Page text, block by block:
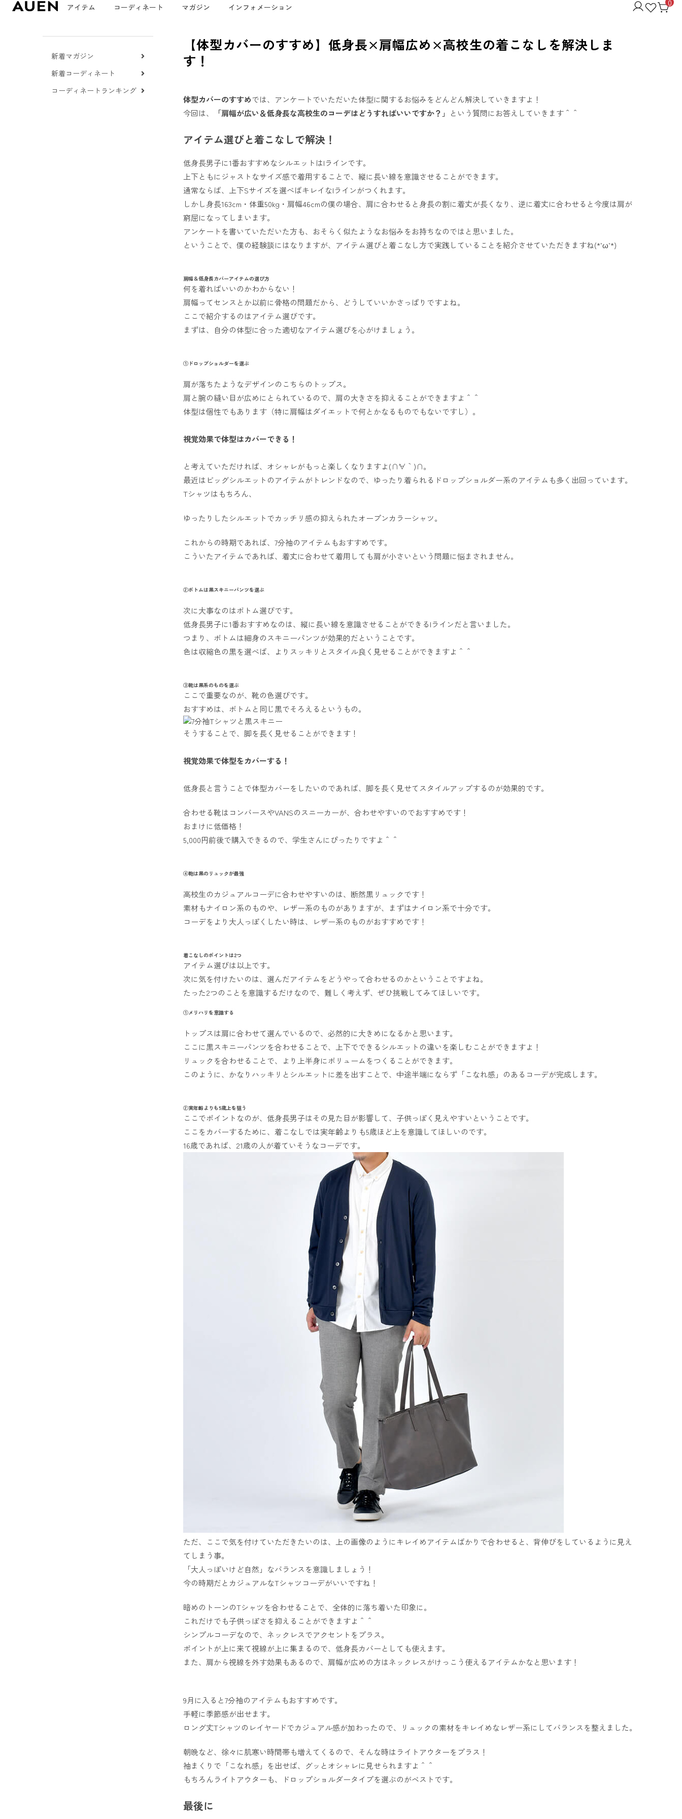
アイテム コーディネート マガジン インフォメーション 0
新着マガジン
新着コーディネート
コーディネートランキング
【体型カバーのすすめ】低身長×肩幅広め×高校生の着こなしを解決しま
す！
体型カバーのすすめでは、アンケートでいただいた体型に関するお悩みをどんどん解決していきますよ！
今回は、
「肩幅が広い＆低身長な高校生のコーデはどうすればいいですか？」 という質問にお答えしていきます＾＾
アイテム選びと着こなしで解決！
低身長男子に1番おすすめなシルエットはIラインです。
上下ともにジャストなサイズ感で着用することで、縦に長い線を意識させることができます。
通常ならば、上下Sサイズを選べばキレイなIラインがつくれます。
しかし身長163cm・体重50kg・肩幅46cmの僕の場合、肩に合わせると身長の割に着丈が長くなり、逆に着丈に合わせると今度は肩が
窮屈になってしまいます。
アンケートを書いていただいた方も、おそらく似たようなお悩みをお持ちなのではと思いました。
ということで、僕の経験談にはなりますが、アイテム選びと着こなし方で実践していることを紹介させていただきますね(*’ω’*)
肩幅＆低身長カバーアイテムの選び方
何を着ればいいのかわからない！
肩幅ってセンスとか以前に骨格の問題だから、どうしていいかさっぱりですよね。
ここで紹介するのはアイテム選びです。
まずは、自分の体型に合った適切なアイテム選びを心がけましょう。
①ドロップショルダーを選ぶ
肩が落ちたようなデザインのこちらのトップス。
肩と腕の縫い目が広めにとられているので、肩の大きさを抑えることができますよ＾＾
体型は個性でもあります（特に肩幅はダイエットで何とかなるものでもないですし）。
視覚効果で体型はカバーできる！
と考えていただければ、オシャレがもっと楽しくなりますよ(∩´∀｀)∩。
最近はビッグシルエットのアイテムがトレンドなので、ゆったり着られるドロップショルダー系のアイテムも多く出回っています。
Tシャツはもちろん、
ゆったりしたシルエットでカッチリ感の抑えられたオープンカラーシャツ。
これからの時期であれば、7分袖のアイテムもおすすめです。
こういたアイテムであれば、着丈に合わせて着用しても肩が小さいという問題に悩まされません。
②ボトムは黒スキニーパンツを選ぶ
次に大事なのはボトム選びです。
低身長男子に1番おすすめなのは、縦に長い線を意識させることができるIラインだと言いました。
つまり、ボトムは細身のスキニーパンツが効果的だということです。
色は収縮色の黒を選べば、よりスッキリとスタイル良く見せることができますよ＾＾
③靴は黒系のものを選ぶ
ここで重要なのが、靴の色選びです。
おすすめは、ボトムと同じ黒でそろえるというもの。
そうすることで、脚を長く見せることができます！
視覚効果で体型をカバーする！
低身長と言うことで体型カバーをしたいのであれば、脚を長く見せてスタイルアップするのが効果的です。
合わせる靴はコンバースやVANSのスニーカーが、合わせやすいのでおすすめです！
おまけに低価格！
5,000円前後で購入できるので、学生さんにぴったりですよ＾＾
④鞄は黒のリュックが最強
高校生のカジュアルコーデに合わせやすいのは、断然黒リュックです！
素材もナイロン系のものや、レザー系のものがありますが、まずはナイロン系で十分です。
コーデをより大人っぽくしたい時は、レザー系のものがおすすめです！
着こなしのポイントは2つ
アイテム選びは以上です。
次に気を付けたいのは、選んだアイテムをどうやって合わせるのかということですよね。
たった2つのことを意識するだけなので、難しく考えず、ぜひ挑戦してみてほしいです。
①メリハリを意識する
トップスは肩に合わせて選んでいるので、必然的に大きめになるかと思います。
ここに黒スキニーパンツを合わせることで、上下でできるシルエットの違いを楽しむことができますよ！
リュックを合わせることで、より上半身にボリュームをつくることができます。
このように、かなりハッキリとシルエットに差を出すことで、中途半端にならず「こなれ感」のあるコーデが完成します。
②実年齢よりも5歳上を狙う
ここでポイントなのが、低身長男子はその見た目が影響して、子供っぽく見えやすいということです。
ここをカバーするために、着こなしでは実年齢よりも5歳ほど上を意識してほしいのです。
16歳であれば、21歳の人が着ていそうなコーデです。
ただ、ここで気を付けていただきたいのは、上の画像のようにキレイめアイテムばかりで合わせると、背伸びをしているように見え
てしまう事。
「大人っぽいけど自然」なバランスを意識しましょう！
今の時期だとカジュアルなTシャツコーデがいいですね！
暗めのトーンのTシャツを合わせることで、全体的に落ち着いた印象に。
これだけでも子供っぽさを抑えることができますよ＾＾
シンプルコーデなので、ネックレスでアクセントをプラス。
ポイントが上に来て視線が上に集まるので、低身長カバーとしても使えます。
また、肩から視線を外す効果もあるので、肩幅が広めの方はネックレスがけっこう使えるアイテムかなと思います！
9月に入ると7分袖のアイテムもおすすめです。
手軽に季節感が出せます。
ロング丈Tシャツのレイヤードでカジュアル感が加わったので、リュックの素材をキレイめなレザー系にしてバランスを整えました。
朝晩など、徐々に肌寒い時間帯も増えてくるので、そんな時はライトアウターをプラス！
袖まくりで「こなれ感」を出せば、グッとオシャレに見せられますよ＾＾
もちろんライトアウターも、ドロップショルダータイプを選ぶのがベストです。
最後に